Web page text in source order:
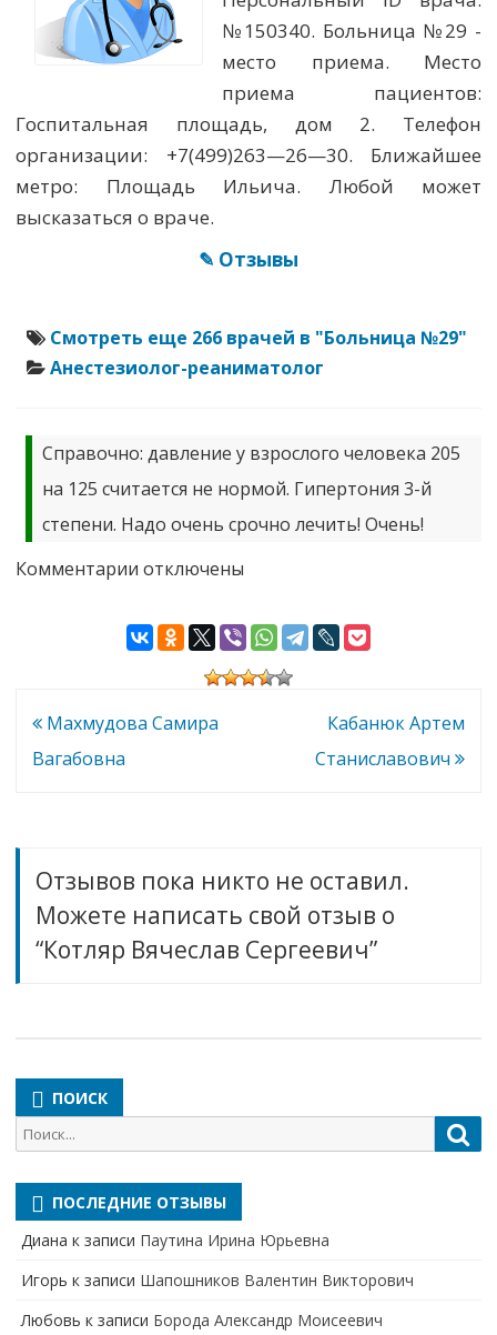
№150340. Больница №29 -
место приема. Место
приема пациентов:
Госпитальная площадь, дом 2. Телефон
организации: +7(499)263—26—30. Ближайшее
метро: Площадь Ильича. Любой может
высказаться о враче.
✎ Отзывы
Смотреть еще 266 врачей в "Больница №29"
Анестезиолог-реаниматолог
Справочно: давление у взрослого человека 205
на 125 считается не нормой. Гипертония 3-й
степени. Надо очень срочно лечить! Очень!
Комментарии к
Вячеслав
Сергеевич
отключены
Навигация
по
Махмудова Самира
Вагабовна
Кабанюк Артем
Станиславович
Отзывов пока никто не оставил.
Можете написать свой отзыв о
“Котляр Вячеслав Сергеевич”
ПОИСК
Поиск
для:
ПОСЛЕДНИЕ ОТЗЫВЫ
Диана к записи Паутина Ирина Юрьевна
Игорь к записи Шапошников Валентин Викторович
Любовь к записи Борода Александр Моисеевич